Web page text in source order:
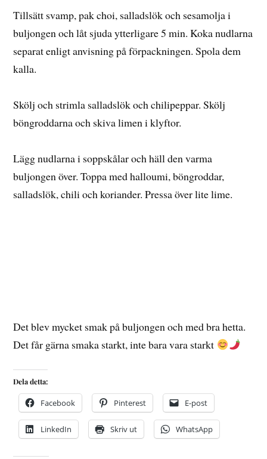
Tillsätt svamp, pak choi, salladslök och sesamolja i
buljongen och låt sjuda ytterligare 5 min. Koka nudlarna
separat enligt anvisning på förpackningen. Spola dem
kalla.
Skölj och strimla salladslök och chilipeppar. Skölj
böngroddarna och skiva limen i klyftor.
Lägg nudlarna i soppskålar och häll den varma
buljongen över. Toppa med halloumi, böngroddar,
salladslök, chili och koriander. Pressa över lite lime.
Det blev mycket smak på buljongen och med bra hetta.
Det får gärna smaka starkt, inte bara vara starkt
Dela detta:
Facebook Pinterest E-post
LinkedIn Skriv ut WhatsApp